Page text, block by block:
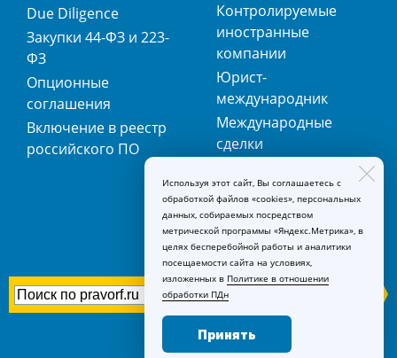
Due Diligence
Закупки 44-ФЗ и 223-
ФЗ
Опционные
соглашения
Включение в реестр
российского ПО
Контролируемые
иностранные
компании
Юрист-
международник
Международные
сделки
регистрация
товарных знаков
Используя этот сайт, Вы соглашаетесь с
обработкой файлов «cookies», персональных
данных, собираемых посредством
метрической программы «Яндекс.Метрика», в
целях бесперебойной работы и аналитики
посещаемости сайта на условиях,
изложенных в Политике в отношении
обработки ПДн
Принять